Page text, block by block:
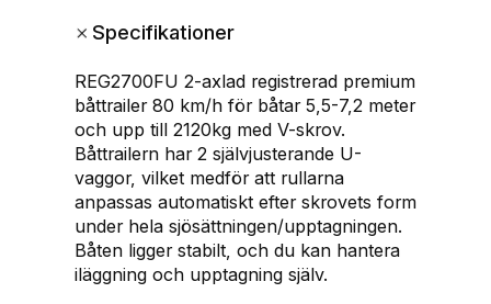
2
0
0
F
U
f
ö
r
b
å
+Specifikationer
REG2700FU 2-axlad registrerad premium
båttrailer 80 km/h för båtar 5,5-7,2 meter
och upp till 2120kg med V-skrov.
Båttrailern har 2 självjusterande U-
vaggor, vilket medför att rullarna
anpassas automatiskt efter skrovets form
under hela sjösättningen/upptagningen.
Båten ligger stabilt, och du kan hantera
iläggning och upptagning själv.